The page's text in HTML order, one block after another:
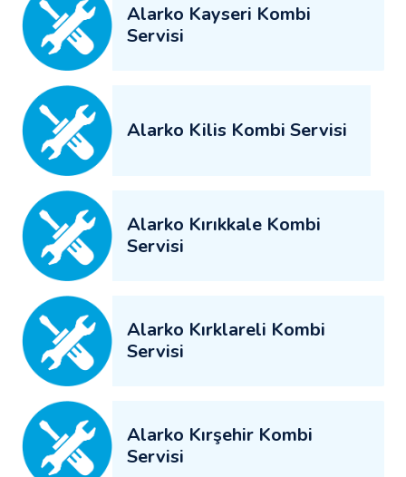
Alarko Kayseri Kombi
Servisi
Alarko Kilis Kombi Servisi
Alarko Kırıkkale Kombi
Servisi
Alarko Kırklareli Kombi
Servisi
Alarko Kırşehir Kombi
Servisi